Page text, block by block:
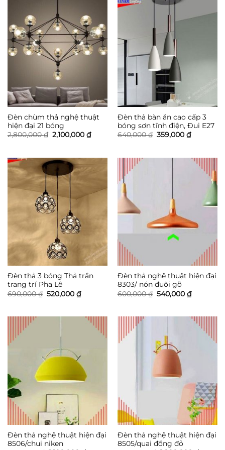
Đèn chùm thả nghệ thuật
hiện đại 21 bóng
2,800,000₫ Giá
gốc
2,100,000 ₫Giá
hiện
2,100,000 ₫.
Đèn thả bàn ăn cao cấp 3
bóng sơn tĩnh điện, Đui E27
640,000₫ Giá
gốc
359,000 ₫Giá
hiện
359,000
Đèn thả 3 bóng Thả trần
trang trí Pha Lê
690,000₫ Giá
gốc
520,000 ₫Giá
hiện
520,000 ₫.
Đèn thả nghệ thuật hiện đại
8303/ nón đuôi gỗ
600,000₫ Giá
540,000 ₫Giá
hiện
540,000
Đèn thả nghệ thuật hiện đại
8506/chui niken
Đèn thả nghệ thuật hiện đại
8505/quai đồng đỏ